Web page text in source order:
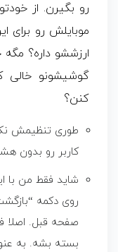
رو بگیرن. از
موبایلش رو برای
ارزششو داره؟ مگه
گوشیشونو خالی
کنن؟
طوری تنظیمش
کاربر رو بدون
شاید فقط من با
روی دکمه
صفحه قبل. اصلا
بسته بشه. به